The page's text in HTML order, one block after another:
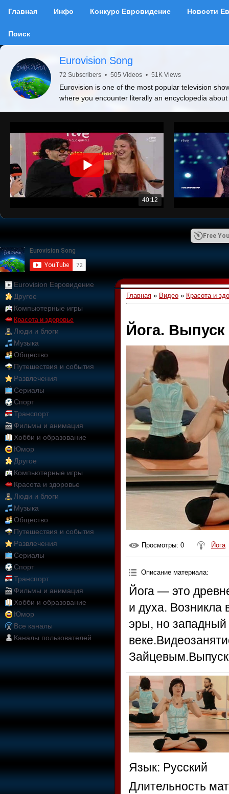
Главная Инфо Конкурс Евровидение Новости
Поиск
Eurovision Song
72 Subscribers • 505 Videos • 51K Views
Eurovision is one of the most popular television
where you encounter literally an encyclopedia
40:12
Free
Eurovision Евровидение
Другое
Компьютерные игры
Красота и здоровье
Люди и блоги
Музыка
Общество
Путешествия и события
Развлечения
Сериалы
Спорт
Транспорт
Фильмы и анимация
Хобби и образование
Юмор
Другое
Компьютерные игры
Красота и здоровье
Люди и блоги
Музыка
Общество
Путешествия и события
Развлечения
Сериалы
Спорт
Транспорт
Фильмы и анимация
Хобби и образование
Юмор
Все каналы
Каналы пользователей
Главная » Видео » Красота и
Йога. Выпуск
Просмотры: 0 Йога
Описание материала:
Йога — это
и духа. Возникла
эры, но западный
Язык: Русский
Длительность